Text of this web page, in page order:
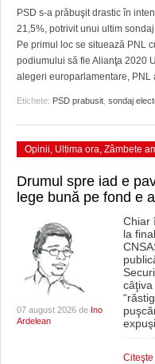
LICEE, ŞCOLI ŞI
PRIMĂRIILE DIN
SFATUL MEDICULUI
SFATURI JURIDICE
PSD s-a prăbuşit drastic în
21,5%, potrivit unui ultim
Pe primul loc se situează PNL
podiumului să fie Alianţa 2020
alegeri europarlamentare, PNL
Etichete: PSD prabusit sondaj
Opinii, Ultima ora, Zâmbete
Drumul spre iad e
lege bună pe fond e
07 august 2026 de Ino
Ardelean
Chiar
la
câţiva